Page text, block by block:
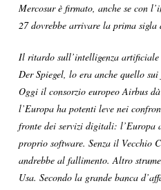
Mercosur è firmato, anche se con
27 dovrebbe arrivare la prima
Il ritardo sull’intelligenza
Der Spiegel, lo era anche quello
Oggi il consorzio europeo Airbus
l’Europa ha potenti leve nei
fronte dei servizi digitali: l’Europa
proprio software. Senza il Vecchio
andrebbe al fallimento. Altro
Usa. Secondo la grande banca